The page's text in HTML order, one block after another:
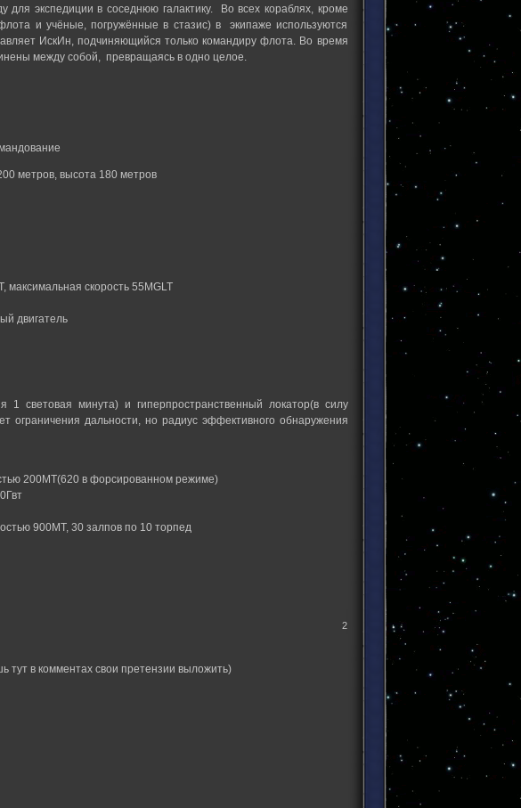
экспедиции в соседнюю галактику. Во всех кораблях, кроме
и учёные, погружённые в стазис) в экипаже используются
ИскИн, подчиняющийся только командиру флота. Во время
между собой, превращаясь в одно целое.
метров, высота 180 метров
максимальная скорость 55MGLT
двигатель
1 световая минута) и гиперпространственный локатор(в силу
ограничения дальности, но радиус эффективного обнаружения
200МТ(620 в форсированном режиме)
900МТ, 30 залпов по 10 торпед
2
тут в комментах свои претензии выложить)